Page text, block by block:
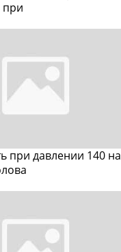
при
при давлении 140 на